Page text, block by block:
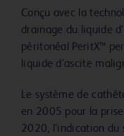
Conçu avec la
drainage du liquide
péritonéal PeritX™
liquide d’ascite
Le système de
en 2005 pour la
2020, l’indication du